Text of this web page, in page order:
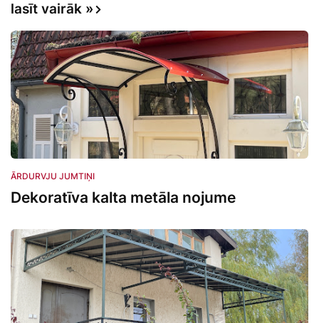
lasīt vairāk »
ĀRDURVJU JUMTIŅI
Dekoratīva kalta metāla nojume